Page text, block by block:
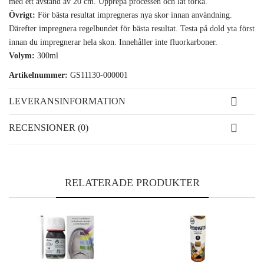
Övrigt: För bästa resultat impregneras nya skor innan användning.
Därefter impregnera regelbundet för bästa resultat. Testa på dold yta först
innan du impregnerar hela skon. Innehåller inte fluorkarboner.
Volym: 300ml
Artikelnummer: GS11130-000001
LEVERANSINFORMATION
RECENSIONER (0)
RELATERADE PRODUKTER